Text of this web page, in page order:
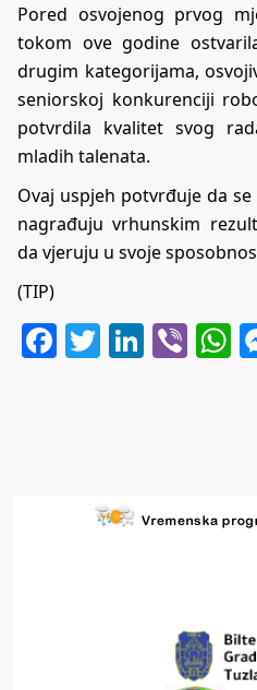
Pored osvojenog prvog
tokom ove godine
drugim kategorijama,
seniorskoj konkurenciji
potvrdila kvalitet svog
mladih talenata.
Ovaj uspjeh potvrđuje da
nagrađuju vrhunskim
da vjeruju u svoje
(TIP)
Facebook
Twitter